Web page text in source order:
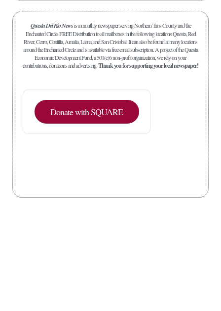
Questa Del Rio Newsis a monthly newspaper serving Northern Taos County and the
Enchanted Circle. FREE Distribution to all mailboxes in the following locations Questa, Red
River, Cerro, Costilla, Amalia, Lama, and San Cristobal. It can also be found at many locations
around the Enchanted Circle and is available via free email subscription. A project of the Questa
Economic Development Fund, a 501(c)6 non-profit organization, we rely on your
contributions, donations and advertising.Thank you for supporting your local newspaper!
Donate with SQUARE